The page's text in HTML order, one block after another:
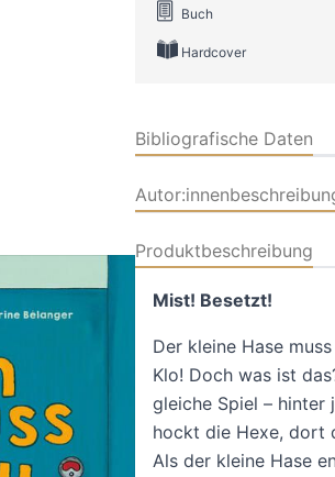
Buch
Hardcover
Bibliografische Daten
Produktbeschreibung
Mist! Besetzt!
Der kleine Hase
Klo! Doch was ist
gleiche Spiel – hinter
hockt die Hexe, dort
Als der kleine Hase